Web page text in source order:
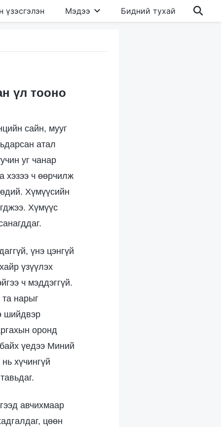
үзэсгэлэн Мэдээ Бидний тухай
үл тооно
сайн, мууг
атал
уг чанар
хэзээ ч өөрчилж
Хүмүүсийн
Хүмүүс
үнэ цэнгүй
үзүүлэх
ч мэддэггүй.
нарыг
шийдвэр
оронд
үедээ Миний
хүчингүй
авчихмаар
цөөн